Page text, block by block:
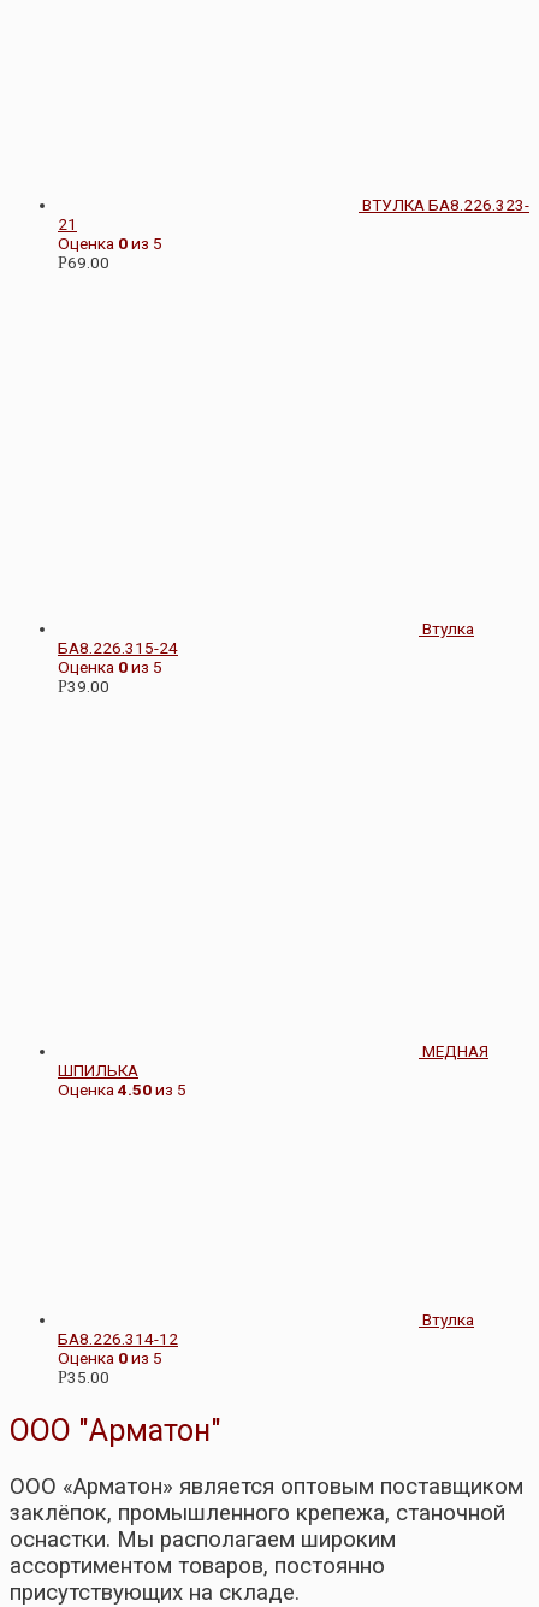
ВТУЛКА БА8.226.323-
21
Оценка 0из 5
Р69.00
Втулка
БА8.226.315-24
Оценка 0из 5
Р39.00
МЕДНАЯ
ШПИЛЬКА
Оценка4.50из 5
Втулка
БА8.226.314-12
Оценка 0из 5
Р35.00
ООО "Арматон"
ООО «Арматон» является оптовым поставщиком
заклёпок, промышленного крепежа, станочной
оснастки. Мы располагаем широким
ассортиментом товаров, постоянно
присутствующих на складе.